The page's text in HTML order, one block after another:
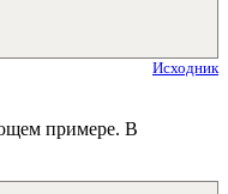
Исходник
примере. В